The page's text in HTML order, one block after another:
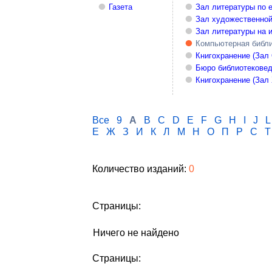
Газета
Зал литературы по
Зал
Зал литературы на
Компьютерная
Книгохранение
Бюро
Книгохранение
Все 9 A B C D E F G H J
L
Е
Ж З И К Л М Н О П Р С Т
Количество изданий: 0
Страницы:
Ничего не найдено
Страницы: